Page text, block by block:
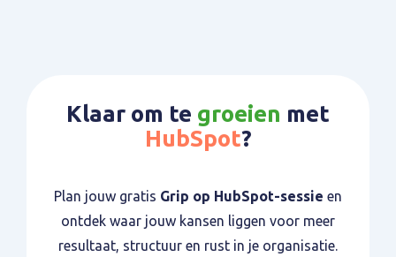
Klaar om te groeien met
HubSpot?
Plan jouw gratis Grip op HubSpot-sessie en
ontdek waar jouw kansen liggen voor meer
resultaat, structuur en rust in je organisatie.